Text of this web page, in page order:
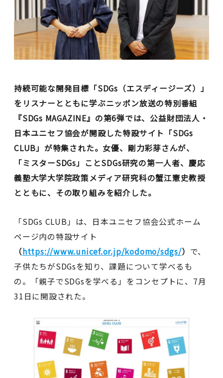
持続可能な開発目標「SDGs（エスディージーズ）」
をリスナーとともに学ぶニッポン放送の特別番組
『SDGs MAGAZINE』の第6弾では、公益財団法人・
日本ユニセフ協会が開設した特設サイト「SDGs
CLUB」が特集された。女優、剛力彩芽さんが、
「ミスターSDGs」ことSDGs研究の第一人者、慶応
義塾大学大学院政策メディア研究科の蟹江憲史教授
とともに、その取り組みを紹介した。
「SDGs CLUB」は、日本ユニセフ協会公式ホーム
ページ内の特設サイト
（https://www.unicef.or.jp/kodomo/sdgs/） で、
子供たちがSDGsを知り、課題について学べるも
の。「親子でSDGsを学べる」をコンセプトに、7月
31日に開設された。